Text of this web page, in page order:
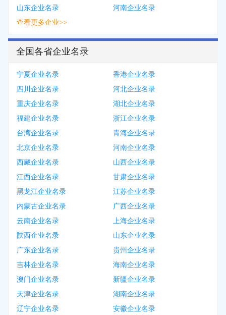
山东企业名录
河南企业名录
查看更多企业>>
全国各省企业名录
宁夏企业名录
香港企业名录
四川企业名录
河北企业名录
重庆企业名录
湖北企业名录
福建企业名录
浙江企业名录
台湾企业名录
青海企业名录
北京企业名录
河南企业名录
西藏企业名录
山西企业名录
江西企业名录
甘肃企业名录
黑龙江企业名录
江苏企业名录
内蒙古企业名录
广西企业名录
云南企业名录
上海企业名录
陕西企业名录
山东企业名录
广东企业名录
贵州企业名录
吉林企业名录
海南企业名录
澳门企业名录
新疆企业名录
天津企业名录
湖南企业名录
辽宁企业名录
安徽企业名录